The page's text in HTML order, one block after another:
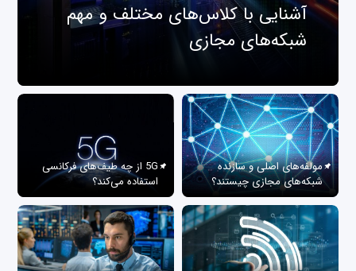
آشنایی با کلاس‌های مختلف و مهم
شبکه‌های مجازی
مولفه‌های اصلی و سازنده
شبکه‌های مجازی چیستند؟
5G از چه طیف‌های فرکانسی
استفاده می‌کند؟